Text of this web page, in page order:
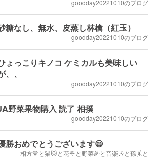
goodday20221010のブログ
糖なし、無水、皮蒸し林檎（紅玉）
goodday20221010のブログ
ょっこりキノコ ケミカルも美味しい
、、
goodday20221010のブログ
野菜果物購入 読了 相撲
goodday20221010のブログ
勝おめでとうございます😃
相方💙と猫🐱と花🌹と野菜🌽と音楽🎶と孫🤸と